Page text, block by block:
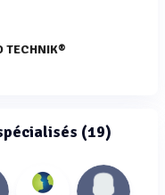
TECHNIK®
(19)